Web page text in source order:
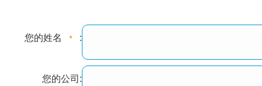
您的姓名 :
您的公司: